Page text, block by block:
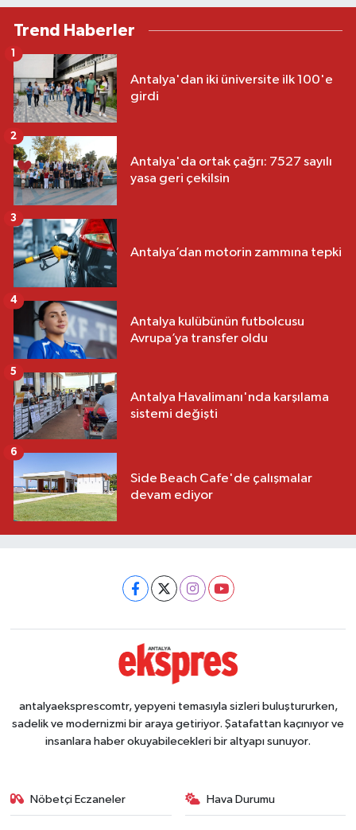
Trend Haberler
Antalya'dan iki üniversite ilk 100'e
girdi
1
Antalya'da ortak çağrı: 7527 sayılı
yasa geri çekilsin
2
Antalya’dan motorin zammına tepki
3
Antalya kulübünün futbolcusu
Avrupa’ya transfer oldu
4
Antalya Havalimanı'nda karşılama
sistemi değişti
5
Side Beach Cafe'de çalışmalar
devam ediyor
6
antalyaeksprescomtr, yepyeni temasıyla sizleri buluştururken,
sadelik ve modernizmi bir araya getiriyor. Şatafattan kaçınıyor ve
insanlara haber okuyabilecekleri bir altyapı sunuyor.
Nöbetçi Eczaneler Hava Durumu